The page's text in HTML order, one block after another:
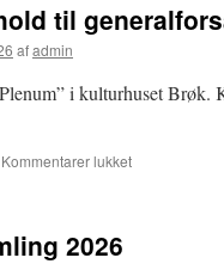
2026
til
afadmin
i kulturhuset
Kommentarer lukkettil
2026